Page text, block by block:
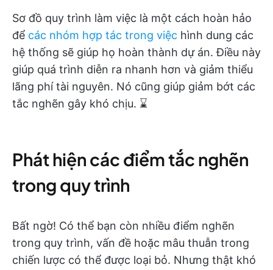
Sơ đồ quy trình làm việc là một cách hoàn hảo
để các nhóm hợp tác trong việc hình dung các
hệ thống sẽ giúp họ hoàn thành dự án. Điều này
giúp quá trình diễn ra nhanh hơn và giảm thiểu
lãng phí tài nguyên. Nó cũng giúp giảm bớt các
tắc nghẽn gây khó chịu. ⌛
Phát hiện các điểm tắc nghẽn
trong quy trình
Bất ngờ! Có thể bạn còn nhiều điểm nghẽn
trong quy trình, vấn đề hoặc mâu thuẫn trong
chiến lược có thể được loại bỏ. Nhưng thật khó